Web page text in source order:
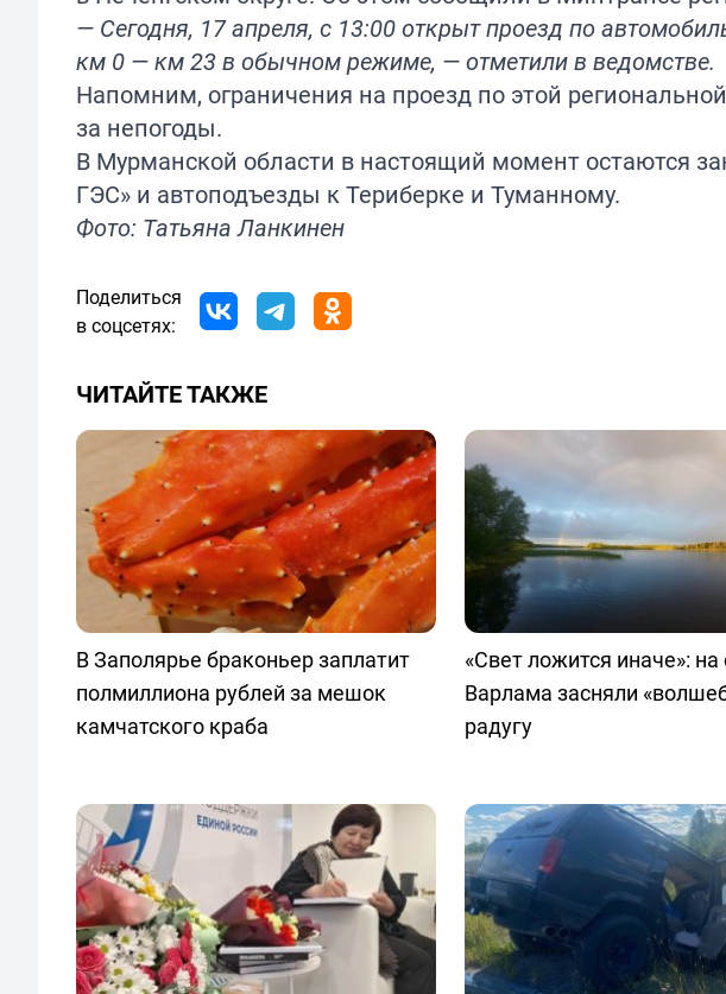
— Сегодня, 17 апреля, с 13:00 открыт проезд по
км 0 — км 23 в обычном режиме, — отметили в ведомстве.
Напомним, ограничения на проезд по этой
за непогоды.
В Мурманской области в настоящий момент остаются
ГЭС» и автоподъезды к Териберке и Туманному.
Фото: Татьяна Ланкинен
Поделиться
в соцсетях:
ЧИТАЙТЕ ТАКЖЕ
В Заполярье браконьер заплатит
полмиллиона рублей за мешок
камчатского краба
«Свет ложится иначе»: на
Варлама засняли
радугу